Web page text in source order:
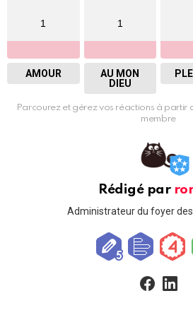
1
AMOUR
1
AU MON
DIEU
Parcourez et gérez vos réactions à
membre
Rédigé par
Administrateur du foyer
facebook